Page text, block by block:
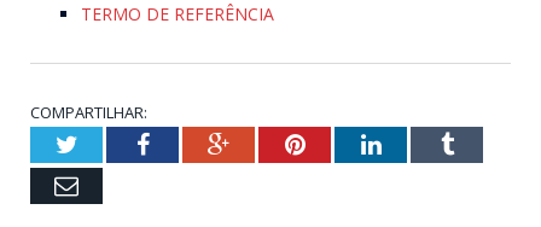
TERMO DE REFERÊNCIA
COMPARTILHAR:
TwitterFacebookGoogle+PinterestLinkedInTumblr
Email